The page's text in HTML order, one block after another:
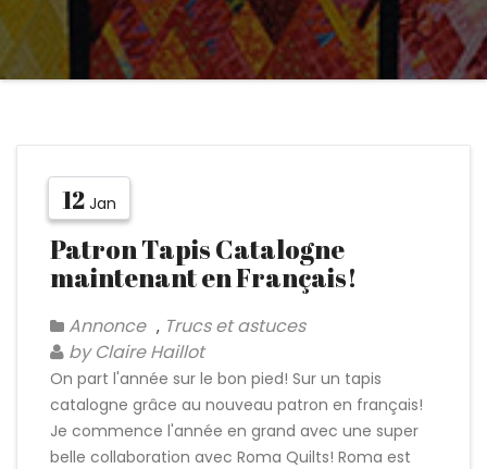
12 Jan
Patron Tapis Catalogne
maintenant en Français!
Annonce , Trucs et astuces
by Claire Haillot
On part l'année sur le bon pied! Sur un tapis
catalogne grâce au nouveau patron en français!
Je commence l'année en grand avec une super
belle collaboration avec Roma Quilts! Roma est